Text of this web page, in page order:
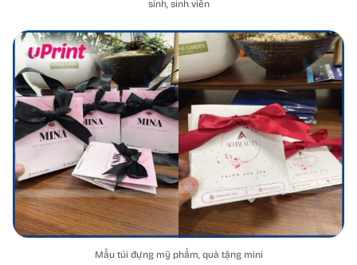
sinh, sinh viên
Mẫu túi đựng mỹ phẩm, quà tặng mini